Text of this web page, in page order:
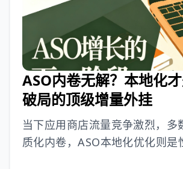
ASO内卷无解？本地化
破局的顶级增量外挂
当下应用商店流量竞争激烈，多
质化内卷，ASO本地化优化则是